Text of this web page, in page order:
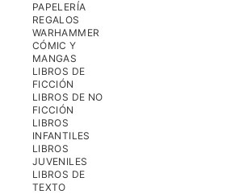
PAPELERÍA
REGALOS
WARHAMMER
CÓMIC Y
MANGAS
LIBROS DE
FICCIÓN
LIBROS DE NO
FICCIÓN
LIBROS
INFANTILES
LIBROS
JUVENILES
LIBROS DE
TEXTO